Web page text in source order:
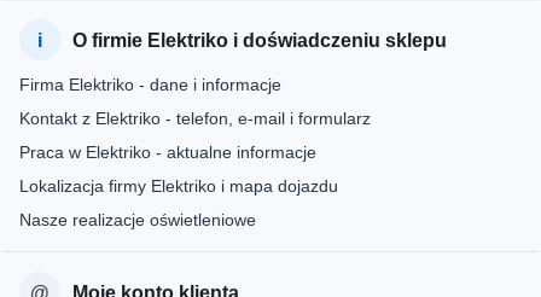
O firmie Elektriko i doświadczeniu sklepu
Firma Elektriko - dane i informacje
Kontakt z Elektriko - telefon, e-mail i formularz
Praca w Elektriko - aktualne informacje
Lokalizacja firmy Elektriko i mapa dojazdu
Nasze realizacje oświetleniowe
Moje konto klienta